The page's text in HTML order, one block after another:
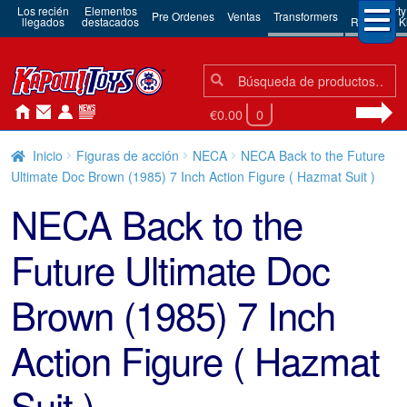
Los recién
llegados
Elementos
destacados Pre Ordenes Ventas Transformers 3rd Party
Robots &
Búsqueda:
Búsqueda
€0.00 0
Inicio Figuras de acción NECA
NECA Back to the Future
Ultimate Doc Brown (1985) 7 Inch Action Figure ( Hazmat Suit )
NECA Back to the
Future Ultimate Doc
Brown (1985) 7 Inch
Action Figure ( Hazmat